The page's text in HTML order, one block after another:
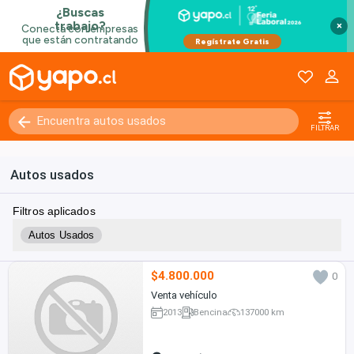
×
FILTRAR
Autos usados
Filtros aplicados
Autos Usados
$4.800.000
0
Venta vehículo
2013 Bencina 137000 km